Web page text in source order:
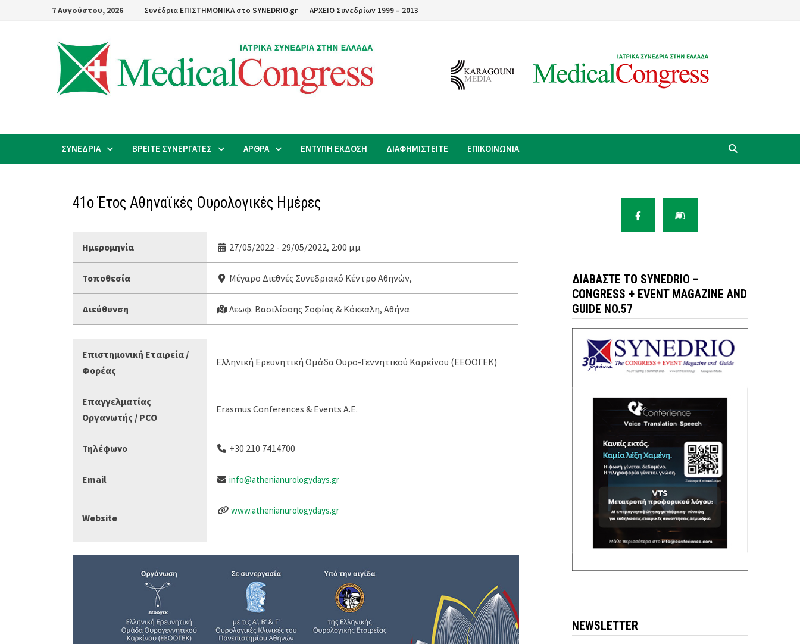
7 Αυγούστου, 2026 Συνέδρια ΕΠΙΣΤΗΜΟΝΙΚΑ στο SYNEDRIO.gr ΑΡΧΕΙΟ Συνεδρίων 1999 – 2013
ΣΥΝΕΔΡΙΑ ΒΡΕΙΤΕ ΣΥΝΕΡΓΑΤΕΣ ΑΡΘΡΑ ΕΝΤΥΠΗ ΕΚΔΟΣΗ ΔΙΑΦΗΜΙΣΤΕΙΤΕ ΕΠΙΚΟΙΝΩΝΙΑ
41ο Έτος Αθηναϊκές Ουρολογικές Ημέρες
Ημερομηνία 27/05/2022 - 29/05/2022, 2:00 μμ
Τοποθεσία Μέγαρο Διεθνές Συνεδριακό Κέντρο Αθηνών,
Διεύθυνση Λεωφ. Βασιλίσσης Σοφίας & Κόκκαλη, Αθήνα
Επιστημονική Εταιρεία /
Φορέας
Ελληνική Ερευνητική Ομάδα Ουρο-Γεννητικού Καρκίνου (ΕΕΟΟΓΕΚ)
Επαγγελματίας
Οργανωτής / PCO
Erasmus Conferences & Events Α.Ε.
Τηλέφωνο +30 210 7414700
Email info@athenianurologydays.gr
Website
www.athenianurologydays.gr
ΔΙΑΒΆΣΤΕ ΤΟ SYNEDRIO –
CONGRESS + EVENT MAGAZINE AND
GUIDE NO.57
NEWSLETTER